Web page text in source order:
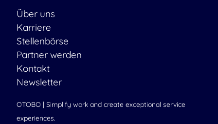
Über uns
Karriere
Stellenbörse
Partner werden
Kontakt
Newsletter
OTOBO | Simplify work and create exceptional service
experiences.